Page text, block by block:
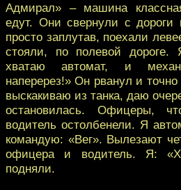
Адмирал» – машина
едут. Они свернули с
просто заплутав, поехали
стояли, по полевой дороге.
хватаю автомат, и
наперерез!» Он рванул и
выскакиваю из танка, даю
остановилась. Офицеры,
водитель остолбенели. Я
командую: «Вег». Вылезают
офицера и водитель. Я:
подняли.